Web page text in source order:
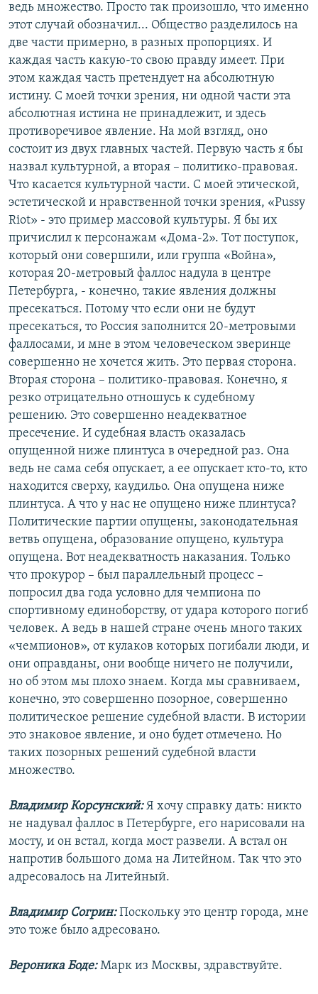
ведь множество. Просто так произошло, что именно
этот случай обозначил... Общество разделилось на
две части примерно, в разных пропорциях. И
каждая часть какую-то свою правду имеет. При
этом каждая часть претендует на абсолютную
истину. С моей точки зрения, ни одной части эта
абсолютная истина не принадлежит, и здесь
противоречивое явление. На мой взгляд, оно
состоит из двух главных частей. Первую часть я бы
назвал культурной, а вторая – политико-правовая.
Что касается культурной части. С моей этической,
эстетической и нравственной точки зрения, «Pussy
Riot» - это пример массовой культуры. Я бы их
причислил к персонажам «Дома-2». Тот поступок,
который они совершили, или группа «Война»,
которая 20-метровый фаллос надула в центре
Петербурга, - конечно, такие явления должны
пресекаться. Потому что если они не будут
пресекаться, то Россия заполнится 20-метровыми
фаллосами, и мне в этом человеческом зверинце
совершенно не хочется жить. Это первая сторона.
Вторая сторона – политико-правовая. Конечно, я
резко отрицательно отношусь к судебному
решению. Это совершенно неадекватное
пресечение. И судебная власть оказалась
опущенной ниже плинтуса в очередной раз. Она
ведь не сама себя опускает, а ее опускает кто-то, кто
находится сверху, каудильо. Она опущена ниже
плинтуса. А что у нас не опущено ниже плинтуса?
Политические партии опущены, законодательная
ветвь опущена, образование опущено, культура
опущена. Вот неадекватность наказания. Только
что прокурор – был параллельный процесс –
попросил два года условно для чемпиона по
спортивному единоборству, от удара которого погиб
человек. А ведь в нашей стране очень много таких
«чемпионов», от кулаков которых погибали люди, и
они оправданы, они вообще ничего не получили,
но об этом мы плохо знаем. Когда мы сравниваем,
конечно, это совершенно позорное, совершенно
политическое решение судебной власти. В истории
это знаковое явление, и оно будет отмечено. Но
таких позорных решений судебной власти
множество.
Владимир Корсунский:Я хочу справку дать: никто
не надувал фаллос в Петербурге, его нарисовали на
мосту, и он встал, когда мост развели. А встал он
напротив большого дома на Литейном. Так что это
адресовалось на Литейный.
Владимир Согрин:Поскольку это центр города, мне
это тоже было адресовано.
Вероника Боде:Марк из Москвы, здравствуйте.